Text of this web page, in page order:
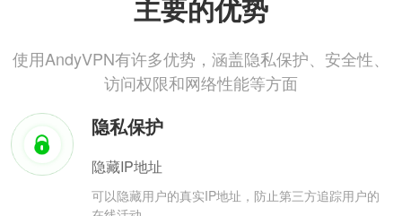
主要的优势
使用AndyVPN有许多优势，涵盖隐私保护、安全性、
访问权限和网络性能等方面
隐私保护
隐藏IP地址
可以隐藏用户的真实IP地址，防止第三方追踪用户的